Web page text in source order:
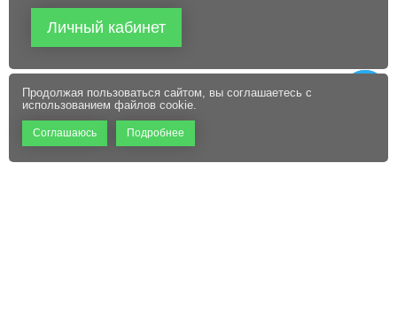
Личный кабинет
Продолжая пользоваться сайтом, вы соглашаетесь с
использованием файлов cookie.
Соглашаюсь Подробнее